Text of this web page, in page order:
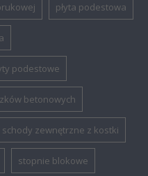
płyta podestowa
podestowe
betonowych
schody zewnętrzne z kostki
stopnie blokowe